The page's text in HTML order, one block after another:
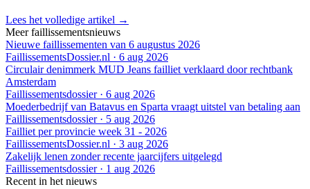
Lees het volledige artikel →
Meer faillissementsnieuws
Nieuwe faillissementen van 6 augustus 2026
FaillissementsDossier.nl · 6 aug 2026
Circulair denimmerk MUD Jeans failliet verklaard door rechtbank
Amsterdam
Faillissementsdossier· 6 aug 2026
Moederbedrijf van Batavus en Sparta vraagt uitstel van betaling aan
Faillissementsdossier· 5 aug 2026
Failliet per provincie week 31 - 2026
FaillissementsDossier.nl · 3 aug 2026
Zakelijk lenen zonder recente jaarcijfers uitgelegd
Faillissementsdossier· 1 aug 2026
Recent in het nieuws